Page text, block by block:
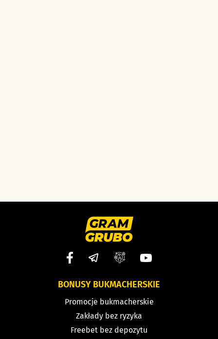
BONUSY BUKMACHERSKIE
Promocje bukmacherskie
Zakłady bez ryzyka
Freebet bez depozytu